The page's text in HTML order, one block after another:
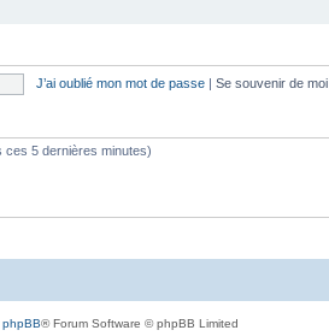
J’ai oublié mon mot de passe | Se souvenir de moi
ces 5 dernières minutes)
phpBB® Forum Software © phpBB Limited